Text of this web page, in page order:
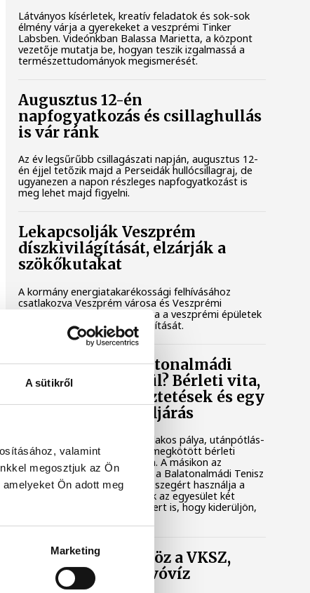
A sütikről
valamint
megosztjuk az Ön
Ön adott meg
Marketing
Látványos kísérletek, kreatív feladatok és sok-sok
élmény várja a gyerekeket a veszprémi Tinker
Labsben. Videónkban Balassa Marietta, a központ
vezetője mutatja be, hogyan teszik izgalmassá a
természettudományok megismerését.
Augusztus 12-én
napfogyatkozás és csillaghullás
is vár ránk
Az év legsűrűbb csillagászati napján, augusztus 12-
én éjjel tetőzik majd a Perseidák hullócsillagraj, de
ugyanezen a napon részleges napfogyatkozást is
meg lehet majd figyelni.
Lekapcsolják Veszprém
díszkivilágítását, elzárják a
szökőkutakat
A kormány energiatakarékossági felhívásához
csatlakozva Veszprém városa és Veszprémi
Főegyházmegye is lekapcsolta a veszprémi épületek
és nevezetességek díszkivilágítását.
Mi történik a balatonalmádi
teniszpályák körül? Bérleti vita,
megszakadt egyeztetések és egy
tisztázatlan jogi eljárás
Évtizedes hagyomány, hat salakos pálya, utánpótlás-
nevelés és egy hosszú távra megkötött bérleti
szerződés áll az egyik oldalon. A másikon az
önkormányzat, amely szerint a Balatonalmádi Tenisz
Klub aránytalanul alacsony összegért használja a
városi területet. Megkerestük az egyesület két
képviselőjét és a polgármestert is, hogy kiderüljön,
Folyamatosan öntöz a VKSZ,
mégsem fogy az ivóvíz